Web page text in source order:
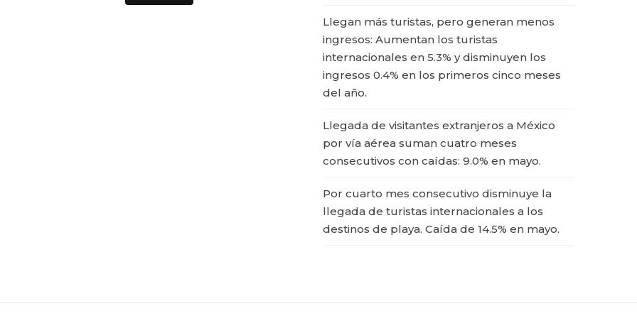
Llegan más turistas, pero generan menos
ingresos: Aumentan los turistas
internacionales en 5.3% y disminuyen los
ingresos 0.4% en los primeros cinco meses
del año.
Llegada de visitantes extranjeros a México
por vía aérea suman cuatro meses
consecutivos con caídas: 9.0% en mayo.
Por cuarto mes consecutivo disminuye la
llegada de turistas internacionales a los
destinos de playa. Caída de 14.5% en mayo.